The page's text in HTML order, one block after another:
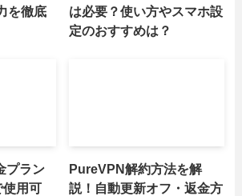
を徹底
は必要？使い方やスマホ設
定のおすすめは？
プラン
使用可
PureVPN解約方法を解
説！自動更新オフ・返金方